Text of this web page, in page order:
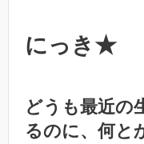
にっき★
どうも最近の
るのに、何と